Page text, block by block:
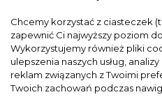
Chcemy korzystać z ciasteczek
zapewnić Ci najwyższy poziom
Wykorzystujemy również pliki
ulepszenia naszych usług,
reklam związanych z Twoimi
Twoich zachowań podczas